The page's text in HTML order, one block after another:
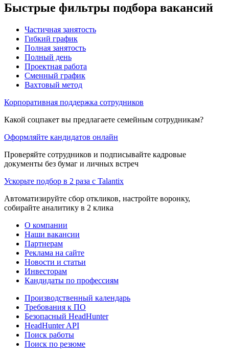
Быстрые фильтры подбора вакансий
Частичная занятость
Гибкий график
Полная занятость
Полный день
Проектная работа
Сменный график
Вахтовый метод
Корпоративная поддержка сотрудников
Какой соцпакет вы предлагаете семейным сотрудникам?
Оформляйте кандидатов онлайн
Проверяйте сотрудников и подписывайте кадровые
документы без бумаг и личных встреч
Ускорьте подбор в 2 раза с Talantix
Автоматизируйте сбор откликов, настройте воронку,
собирайте аналитику в 2 клика
О компании
Наши вакансии
Партнерам
Реклама на сайте
Новости и статьи
Инвесторам
Кандидаты по профессиям
Производственный календарь
Требования к ПО
Безопасный HeadHunter
HeadHunter API
Поиск работы
Поиск по резюме